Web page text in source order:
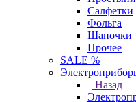
Салфетки
Фольга
Шапочки
Прочее
SALE %
Назад